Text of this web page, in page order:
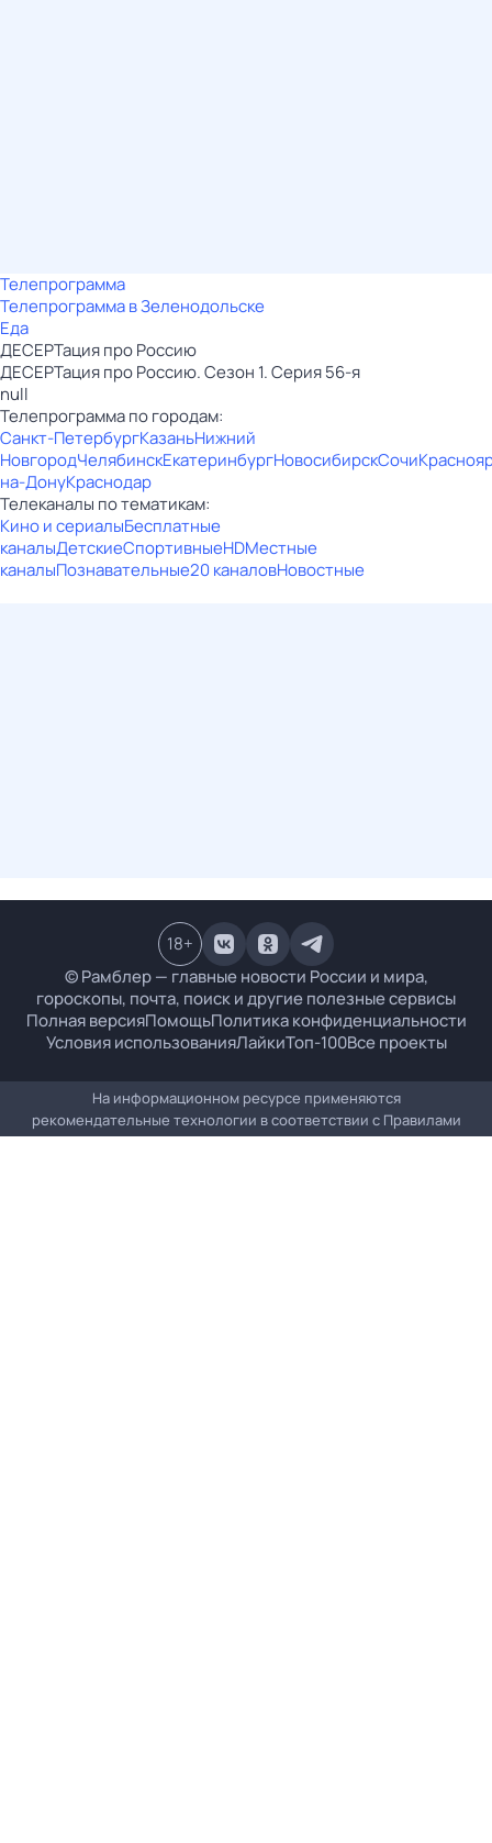
Телепрограмма
Телепрограмма в Зеленодольске
Еда
ДЕСЕРТация про Россию
ДЕСЕРТация про Россию. Сезон 1. Серия 56-я
null
Телепрограмма по городам:
Санкт-ПетербургКазаньНижний
НовгородЧелябинскЕкатеринбургНовосибирскСочи
на-ДонуКраснодар
Телеканалы по тематикам:
Кино и сериалыБесплатные
каналыДетскиеСпортивныеHDМестные
каналыПознавательные20 каналовНовостные
© Рамблер — главные новости России и мира,
гороскопы, почта, поиск и другие полезные сервисы
Полная версияПомощьПолитика конфиденциальности
Условия использованияЛайкиТоп-100Все проекты
18+
На информационном ресурсе применяются
рекомендательные технологии в соответствии с Правилами